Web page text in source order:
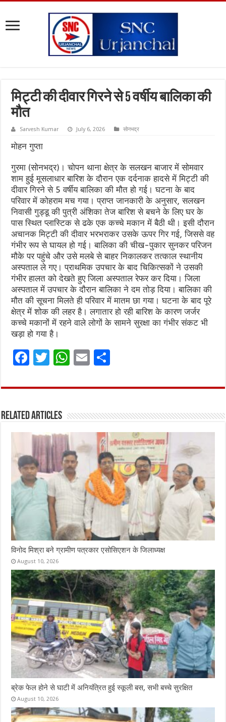
मिट्टी की दीवार गिरने से 5 वर्षीय बालिका की
मौत
Sarvesh Kumar July 6, 2026 सोनभद्र
मोहन गुप्ता
गुरमा (सोनभद्र)। चोपन थाना क्षेत्र के सलखन बाजार में सोमवार
शाम हुई मूसलाधार बारिश के दौरान एक दर्दनाक हादसे में मिट्टी की
दीवार गिरने से 5 वर्षीय बालिका की मौत हो गई। घटना के बाद
परिवार में कोहराम मच गया। प्राप्त जानकारी के अनुसार, सलखन
निवासी गुड्डू की पुत्री अंशिका तेज बारिश से बचने के लिए घर के
पास स्थित प्लास्टिक से ढके एक कच्चे मकान में बैठी थी। इसी दौरान
अचानक मिट्टी की दीवार भरभराकर उसके ऊपर गिर गई, जिससे वह
गंभीर रूप से घायल हो गई। बालिका की चीख-पुकार सुनकर परिजन
मौके पर पहुंचे और उसे मलबे से बाहर निकालकर तत्काल स्थानीय
अस्पताल ले गए। प्राथमिक उपचार के बाद चिकित्सकों ने उसकी
गंभीर हालत को देखते हुए जिला अस्पताल रेफर कर दिया। जिला
अस्पताल में उपचार के दौरान बालिका ने दम तोड़ दिया। बालिका की
मौत की सूचना मिलते ही परिवार में मातम छा गया। घटना के बाद पूरे
क्षेत्र में शोक की लहर है। लगातार हो रही बारिश के कारण जर्जर
कच्चे मकानों में रहने वाले लोगों के सामने सुरक्षा का गंभीर संकट भी
खड़ा हो गया है।
F
ce
o
o
k
T
it
r
W
at
A
p
p
E
ai ar
Related Articles
विनोद मिश्रा बने ग्रामीण पत्रकार एसोसिएशन के जिलाध्यक्ष
August 10, 2026
ब्रेक फेल होने से घाटी में अनियंत्रित हुई स्कूली बस, सभी बच्चे सुरक्षित
August 10, 2026